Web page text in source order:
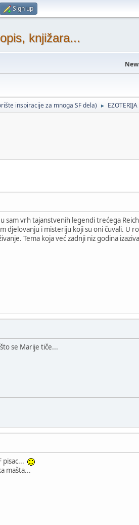
Sign up
knjižara...
inspiracije za mnoga SF dela) ► EZOTERIJA
sam vrh tajanstvenih legendi trećega
djelovanju i misteriju koji su oni čuvali. U
Tema koja već zadnji niz godina
se Marije tiče...
pisac...
mašta...